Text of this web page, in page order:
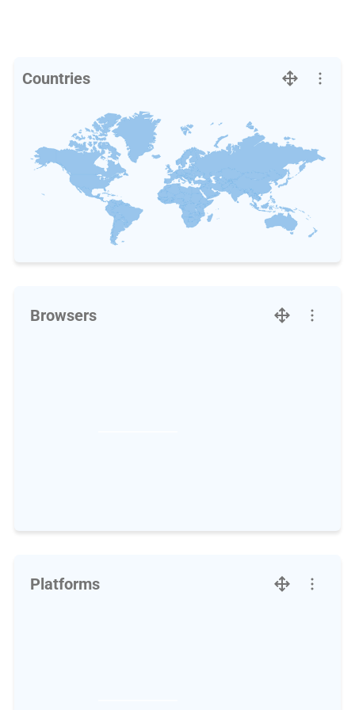
Countries
Browsers
Platforms